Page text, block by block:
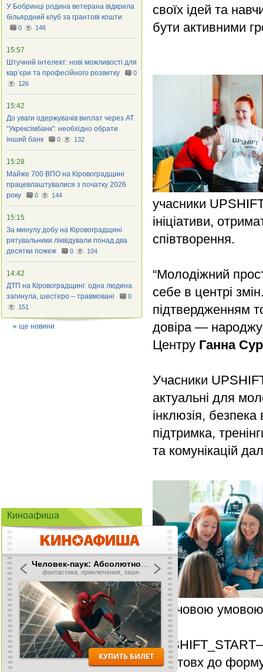
своїх ідей та
бути активними
учасники
ініціативи,
співтворення.
“Молодіжний
себе в центрі
підтвердженням
довіра —
Центру Ганна
Учасники
актуальні для
інклюзія,
підтримка,
та комунікацій
ключовою умовою
поштовх до
У Бобринці родина ветерана відкрила
більярдний клуб за грантові кошти
0 146
15:57
Штучний інтелект: нові можливості для
кар’єри та професійного розвитку
0
126
15:42
До уваги одержувачів виплат через АТ
“Укрексімбанк”: необхідно обрати
інший банк
0 132
15:28
Майже 700 ВПО на Кіровоградщині
працевлаштувалися з початку 2026
року
0 144
15:15
За минулу добу на Кіровоградщині
рятувальники ліквідували понад два
десятки пожеж
0 104
14:42
ДТП на Кіровоградщині: одна людина
загинула, шестеро – травмовані
0
151
ще новини
Киноафиша